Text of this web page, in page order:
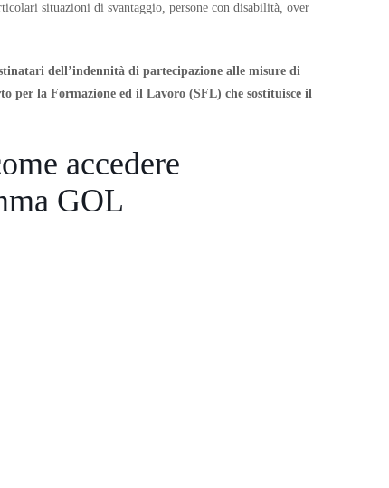
situazioni di svantaggio, persone con disabilità, over
dell’indennità di partecipazione alle misure di
per la Formazione ed il Lavoro (SFL) che sostituisce il
accedere
GOL